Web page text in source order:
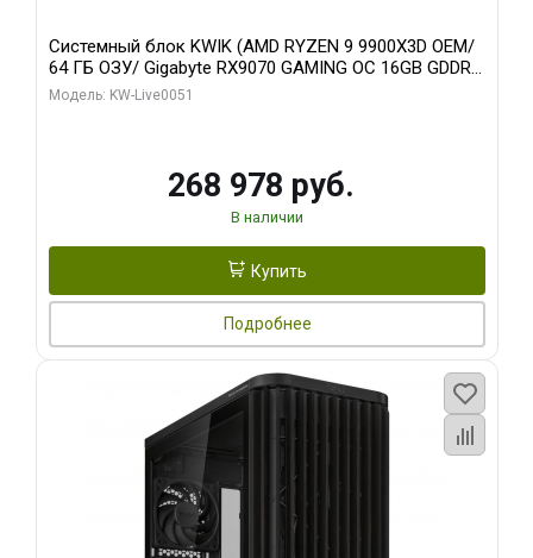
Системный блок KWIK (AMD RYZEN 9 9900X3D OEM/
64 ГБ ОЗУ/ Gigabyte RX9070 GAMING OC 16GB GDDR6
256bit 2xDP 2xH/ 960 ГБ SSD)
Модель: KW-Live0051
268 978 руб.
В наличии
Купить
Подробнее